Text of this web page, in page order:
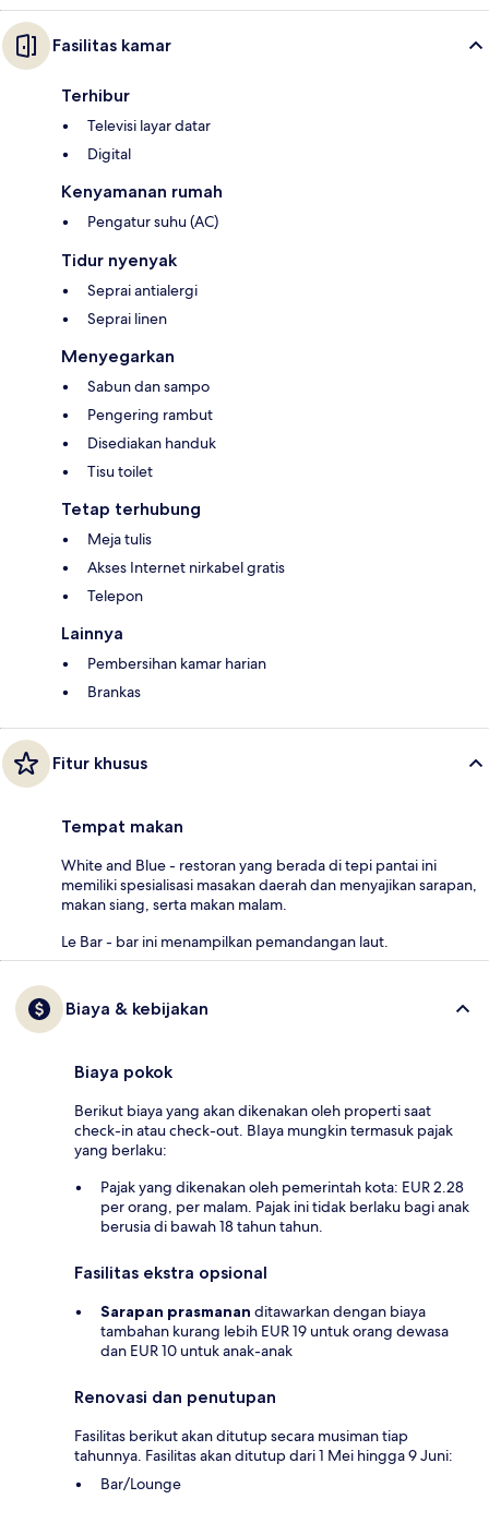
Fasilitas kamar
Terhibur
Televisi layar datar
Digital
Kenyamanan rumah
Pengatur suhu (AC)
Tidur nyenyak
Seprai antialergi
Seprai linen
Menyegarkan
Sabun dan sampo
Pengering rambut
Disediakan handuk
Tisu toilet
Tetap terhubung
Meja tulis
Akses Internet nirkabel gratis
Telepon
Lainnya
Pembersihan kamar harian
Brankas
Fitur khusus
Tempat makan
White and Blue - restoran yang berada di tepi pantai ini
memiliki spesialisasi masakan daerah dan menyajikan sarapan,
makan siang, serta makan malam.
Le Bar - bar ini menampilkan pemandangan laut.
Biaya & kebijakan
Biaya pokok
Berikut biaya yang akan dikenakan oleh properti saat
check-in atau check-out. BIaya mungkin termasuk pajak
yang berlaku:
Pajak yang dikenakan oleh pemerintah kota: EUR 2.28
per orang, per malam. Pajak ini tidak berlaku bagi anak
berusia di bawah 18 tahun tahun.
Fasilitas ekstra opsional
Sarapan prasmanan ditawarkan dengan biaya
tambahan kurang lebih EUR 19 untuk orang dewasa
dan EUR 10 untuk anak-anak
Renovasi dan penutupan
Fasilitas berikut akan ditutup secara musiman tiap
tahunnya. Fasilitas akan ditutup dari 1 Mei hingga 9 Juni:
Bar/Lounge